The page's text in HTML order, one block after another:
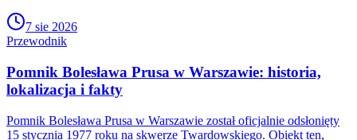
7 sie 2026
Przewodnik
Pomnik Bolesława Prusa w Warszawie: historia,
lokalizacja i fakty
Pomnik Bolesława Prusa w Warszawie został oficjalnie odsłonięty
15 stycznia 1977 roku na skwerze Twardowskiego. Obiekt ten,